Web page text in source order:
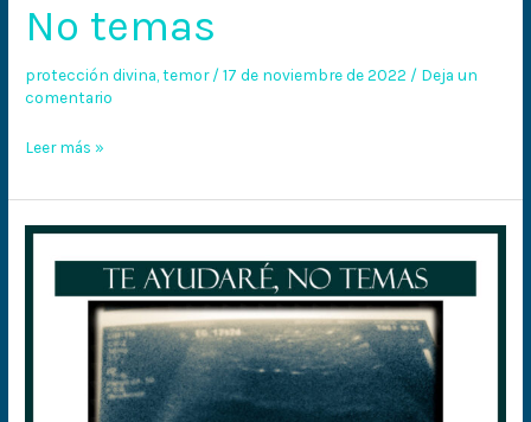
No temas
protección divina ,temor/17 de noviembre de 2022 / Deja un
comentario
Leer más »
«Te
ayudaré,